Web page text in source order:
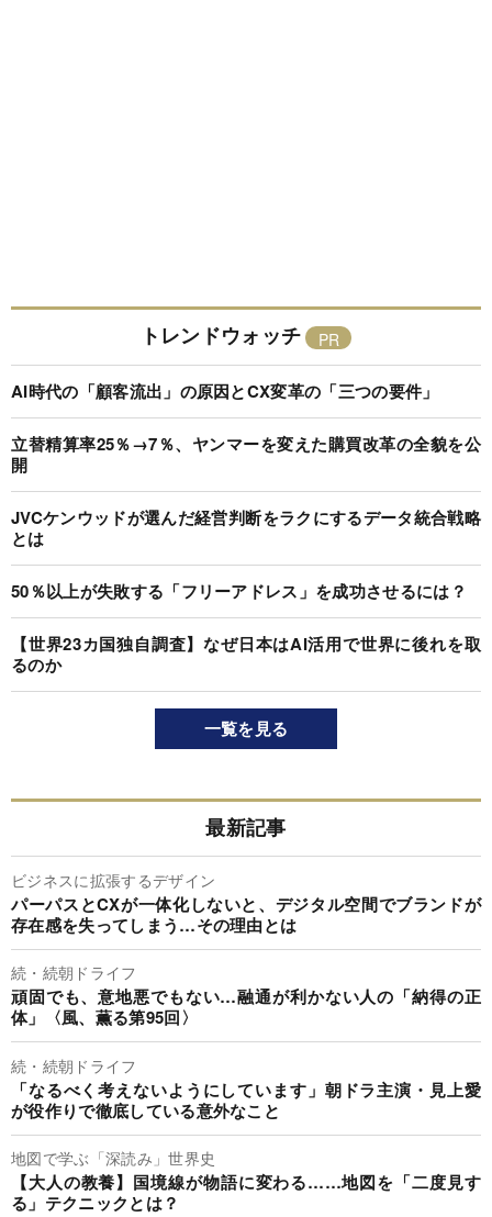
トレンドウォッチ
AI時代の「顧客流出」の原因とCX変革の「三つの要件」
立替精算率25％→7％、ヤンマーを変えた購買改革の全貌を公
開
JVCケンウッドが選んだ経営判断をラクにするデータ統合戦略
とは
50％以上が失敗する「フリーアドレス」を成功させるには？
【世界23カ国独自調査】なぜ日本はAI活用で世界に後れを取
るのか
一覧を見る
最新記事
ビジネスに拡張するデザイン
パーパスとCXが一体化しないと、デジタル空間でブランドが
存在感を失ってしまう…その理由とは
続・続朝ドライフ
頑固でも、意地悪でもない…融通が利かない人の「納得の正
体」〈風、薫る第95回〉
続・続朝ドライフ
「なるべく考えないようにしています」朝ドラ主演・見上愛
が役作りで徹底している意外なこと
地図で学ぶ「深読み」世界史
【大人の教養】国境線が物語に変わる……地図を「二度見す
る」テクニックとは？